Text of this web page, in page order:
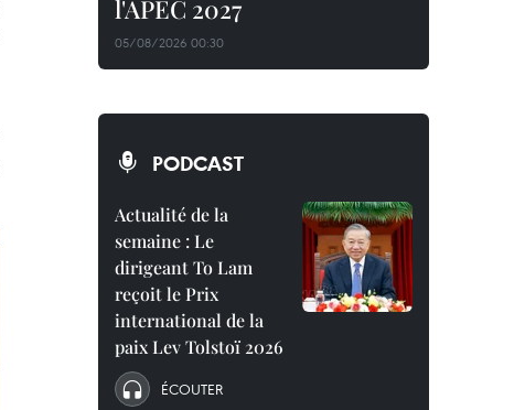
l'APEC 2027
05/08/2026 00:30
PODCAST
Actualité de la
semaine : Le
dirigeant To Lam
reçoit le Prix
international de la
paix Lev Tolstoï 2026
ÉCOUTER